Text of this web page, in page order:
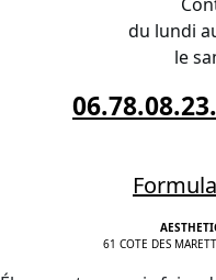
du lundi
le
61 COTE DES